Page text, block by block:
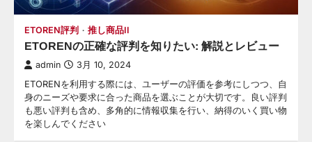
ETOREN評判 推し商品II
ETORENの正確な評判を知りたい: 解説とレビュー
admin 3月 10, 2024
ETORENを利用する際には、ユーザーの評価を参考にしつつ、自
身のニーズや要求に合った商品を選ぶことが大切です。良い評判
も悪い評判も含め、多角的に情報収集を行い、納得のいく買い物
を楽しんでください